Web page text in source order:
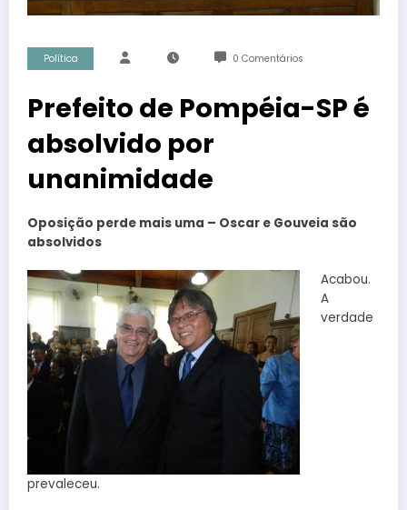
Política 0 Comentários
Prefeito de Pompéia-SP é
absolvido por
unanimidade
Oposição perde mais uma – Oscar e Gouveia são
absolvidos
Acabou.
A
verdade
prevaleceu.